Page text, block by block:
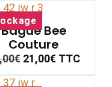
Bague Bee
Couture
21,00€TTC